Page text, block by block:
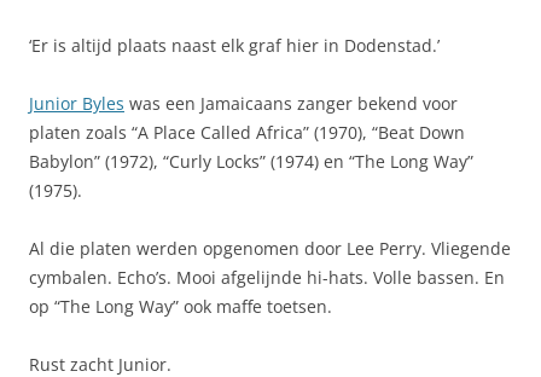
‘Er is altijd plaats naast elk graf hier in Dodenstad.’
Junior Byles was een Jamaicaans zanger bekend voor
platen zoals “A Place Called Africa” (1970), “Beat Down
Babylon” (1972), “Curly Locks” (1974) en “The Long Way”
(1975).
Al die platen werden opgenomen door Lee Perry. Vliegende
cymbalen. Echo’s. Mooi afgelijnde hi-hats. Volle bassen. En
op “The Long Way” ook maffe toetsen.
Rust zacht Junior.